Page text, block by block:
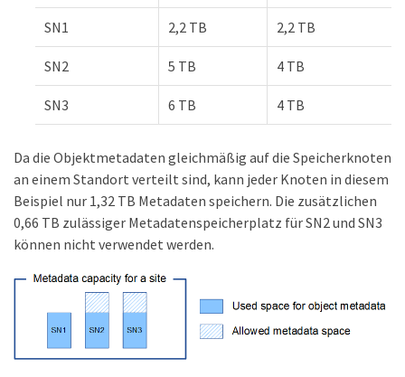
SN1 2,2 TB 2,2 TB
SN2 5 TB 4 TB
SN3 6 TB 4 TB
Da die Objektmetadaten gleichmäßig auf die Speicherknoten
an einem Standort verteilt sind, kann jeder Knoten in diesem
Beispiel nur 1,32 TB Metadaten speichern. Die zusätzlichen
0,66 TB zulässiger Metadatenspeicherplatz für SN2 und SN3
können nicht verwendet werden.